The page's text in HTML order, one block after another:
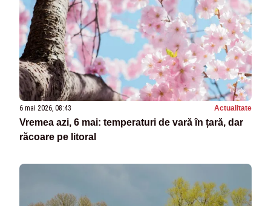
6 mai 2026, 08:43 Actualitate
Vremea azi, 6 mai: temperaturi de vară în țară, dar
răcoare pe litoral